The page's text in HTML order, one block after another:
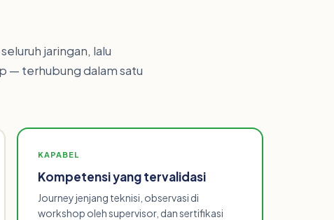
jaringan, lalu
— terhubung dalam satu
KAPABEL
Kompetensi yang tervalidasi
Journey jenjang teknisi, observasi di
workshop oleh supervisor, dan sertifikasi